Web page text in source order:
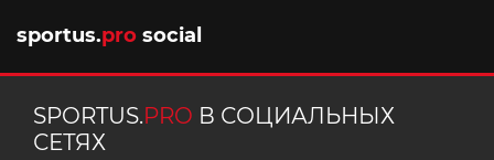
sportus.pro social
SPORTUS.PRO В СОЦИАЛЬНЫХ
СЕТЯХ